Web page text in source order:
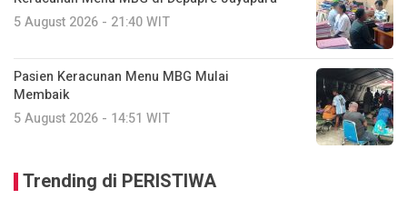
5 August 2026 - 21:40 WIT
Pasien Keracunan Menu MBG Mulai
Membaik
5 August 2026 - 14:51 WIT
Trending di PERISTIWA